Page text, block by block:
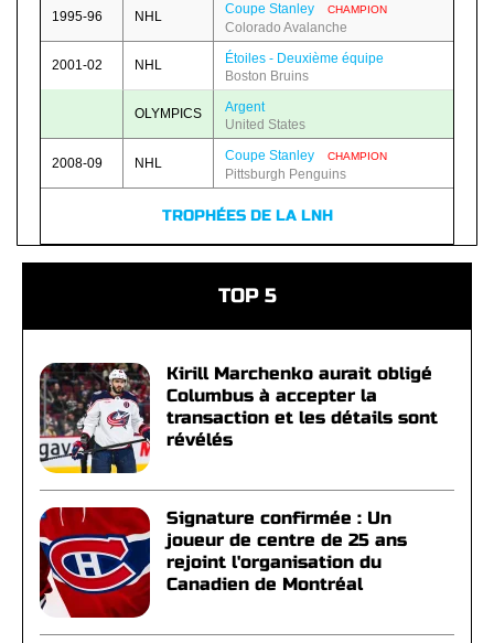
1995-96 NHL Coupe Stanley CHAMPION
Colorado Avalanche
2001-02 NHL
Étoiles - Deuxième équipe
Boston Bruins
OLYMPICS
Argent
United States
2008-09 NHL Coupe Stanley CHAMPION
Pittsburgh Penguins
TROPHÉES DE LA LNH
TOP 5
Kirill Marchenko aurait obligé
Columbus à accepter la
transaction et les détails sont
révélés
Signature confirmée : Un
joueur de centre de 25 ans
rejoint l'organisation du
Canadien de Montréal